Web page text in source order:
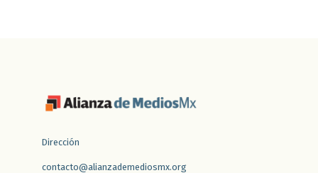
Dirección
contacto@alianzademediosmx.org